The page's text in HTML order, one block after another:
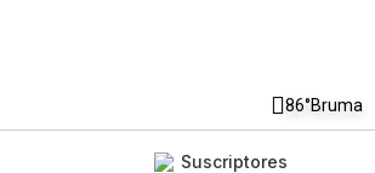
86°Bruma
Suscriptores